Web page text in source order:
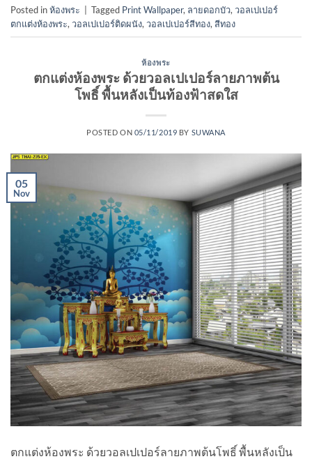
Posted inห้องพระ Tagged Print Wallpaper, ลายดอกบัว, วอลเปเปอร์
ตกแต่งห้องพระ, วอลเปเปอร์ติดผนัง, วอลเปเปอร์สีทอง, สีทอง
ห้องพระ
ตกแต่งห้องพระ ด้วยวอลเปเปอร์ลายภาพต้น
โพธิ์ พื้นหลังเป็นท้องฟ้าสดใส
POSTED ON 05/11/2019 BY SUWANA
05
Nov
ตกแต่งห้องพระ ด้วยวอลเปเปอร์ลายภาพต้นโพธิ์ พื้นหลังเป็น